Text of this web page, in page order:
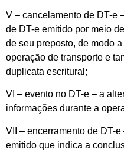
V – cancelamento de DT-e
de DT-e emitido por meio
de seu preposto, de modo
operação de transporte e
duplicata escritural;
VI – evento no DT-e – a
informações durante a
VII – encerramento de DT-
emitido que indica a